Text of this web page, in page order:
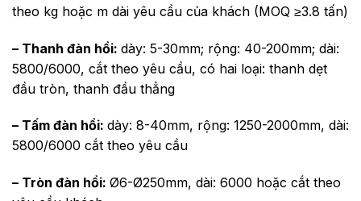
theo kg hoặc m dài yêu cầu của khách (MOQ ≥3.8 tấn)
– Thanh đàn hồi: dày: 5-30mm; rộng: 40-200mm; dài:
5800/6000, cắt theo yêu cầu, có hai loại: thanh dẹt
đầu tròn, thanh đầu thẳng
– Tấm đàn hồi: dày: 8-40mm, rộng: 1250-2000mm, dài:
5800/6000 cắt theo yêu cầu
– Tròn đàn hồi: Ø6-Ø250mm, dài: 6000 hoặc cắt theo